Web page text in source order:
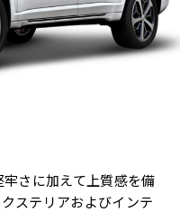
さに加えて上質感を備
ステリアおよびインテ